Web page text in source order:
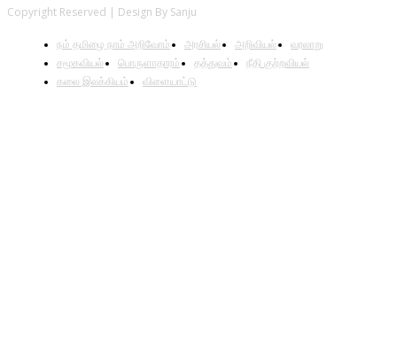
Copyright Reserved | Design By Sanju
நம் தமிழை நாம் அறிவோம் அரசியல் அறிவியல்
வரலாறு
சமூகவியல்
பொருளாதாரம் தத்துவம்
நீதி குற்றவியல்
கலை இலக்கியம்
விளையாட்டு